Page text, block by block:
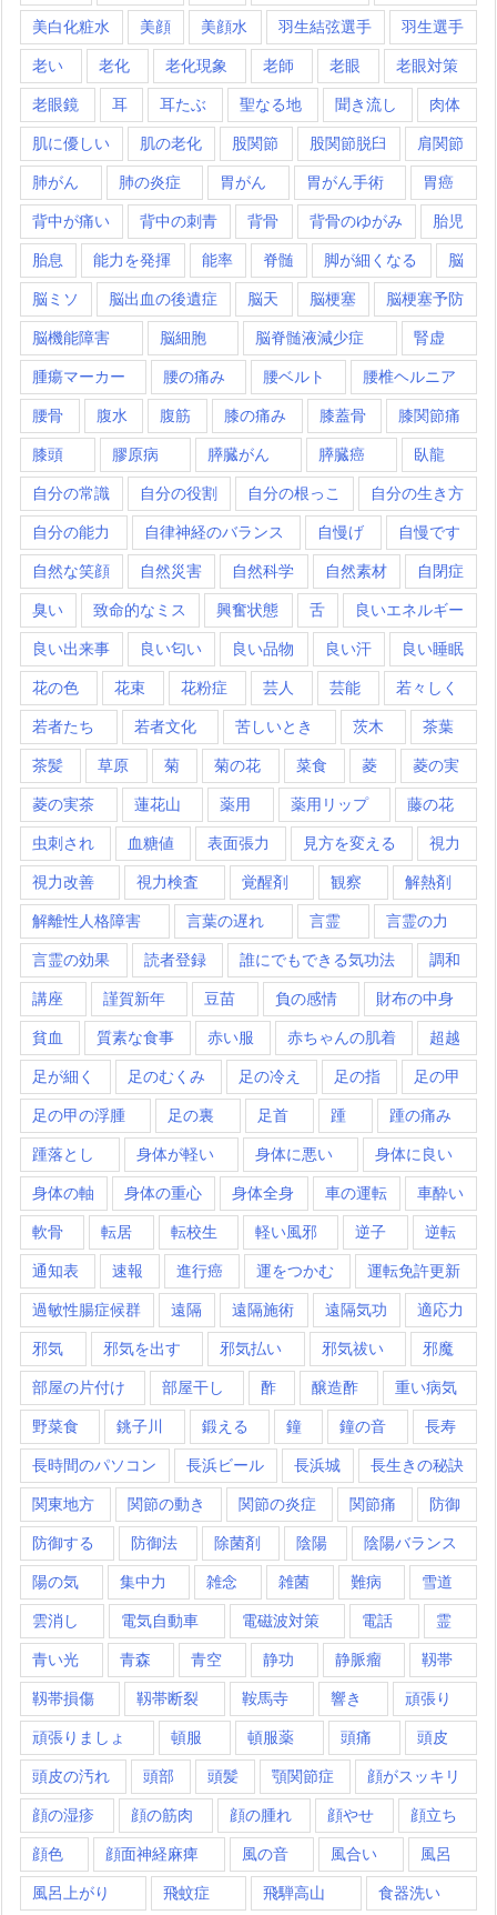
美白化粧水 美顔 美顔水 羽生結弦選手 羽生選手
老い 老化 老化現象 老師 老眼 老眼対策
老眼鏡 耳 耳たぶ 聖なる地 聞き流し 肉体
肌に優しい 肌の老化 股関節 股関節脱臼 肩関節
肺がん 肺の炎症 胃がん 胃がん手術 胃癌
背中が痛い 背中の刺青 背骨 背骨のゆがみ 胎児
胎息 能力を発揮 能率 脊髄 脚が細くなる 脳
脳ミソ 脳出血の後遺症 脳天 脳梗塞 脳梗塞予防
脳機能障害 脳細胞 脳脊髄液減少症 腎虚
腫瘍マーカー 腰の痛み 腰ベルト 腰椎ヘルニア
腰骨 腹水 腹筋 膝の痛み 膝蓋骨 膝関節痛
膝頭 膠原病 膵臓がん 膵臓癌 臥龍
自分の常識 自分の役割 自分の根っこ 自分の生き方
自分の能力 自律神経のバランス 自慢げ 自慢です
自然な笑顔 自然災害 自然科学 自然素材 自閉症
臭い 致命的なミス 興奮状態 舌 良いエネルギー
良い出来事 良い匂い 良い品物 良い汗 良い睡眠
花の色 花束 花粉症 芸人 芸能 若々しく
若者たち 若者文化 苦しいとき 茨木 茶葉
茶髪 草原 菊 菊の花 菜食 菱 菱の実
菱の実茶 蓮花山 薬用 薬用リップ 藤の花
虫刺され 血糖値 表面張力 見方を変える 視力
視力改善 視力検査 覚醒剤 観察 解熱剤
解離性人格障害 言葉の遅れ 言霊 言霊の力
言霊の効果 読者登録 誰にでもできる気功法 調和
講座 謹賀新年 豆苗 負の感情 財布の中身
貧血 質素な食事 赤い服 赤ちゃんの肌着 超越
足が細く 足のむくみ 足の冷え 足の指 足の甲
足の甲の浮腫 足の裏 足首 踵 踵の痛み
踵落とし 身体が軽い 身体に悪い 身体に良い
身体の軸 身体の重心 身体全身 車の運転 車酔い
軟骨 転居 転校生 軽い風邪 逆子 逆転
通知表 速報 進行癌 運をつかむ 運転免許更新
過敏性腸症候群 遠隔 遠隔施術 遠隔気功 適応力
邪気 邪気を出す 邪気払い 邪気祓い 邪魔
部屋の片付け 部屋干し 酢 醸造酢 重い病気
野菜食 銚子川 鍛える 鐘 鐘の音 長寿
長時間のパソコン 長浜ビール 長浜城 長生きの秘訣
関東地方 関節の動き 関節の炎症 関節痛 防御
防御する 防御法 除菌剤 陰陽 陰陽バランス
陽の気 集中力 雑念 雑菌 難病 雪道
雲消し 電気自動車 電磁波対策 電話 霊
青い光 青森 青空 静功 静脈瘤 靱帯
靱帯損傷 靱帯断裂 鞍馬寺 響き 頑張り
頑張りましょ 頓服 頓服薬 頭痛 頭皮
頭皮の汚れ 頭部 頭髪 顎関節症 顔がスッキリ
顔の湿疹 顔の筋肉 顔の腫れ 顔やせ 顔立ち
顔色 顔面神経麻痺 風の音 風合い 風呂
風呂上がり 飛蚊症 飛騨高山 食器洗い